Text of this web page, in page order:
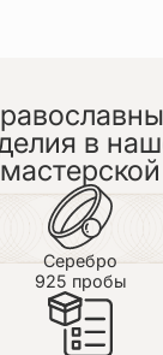
в
мастерской
Серебро
925 пробы